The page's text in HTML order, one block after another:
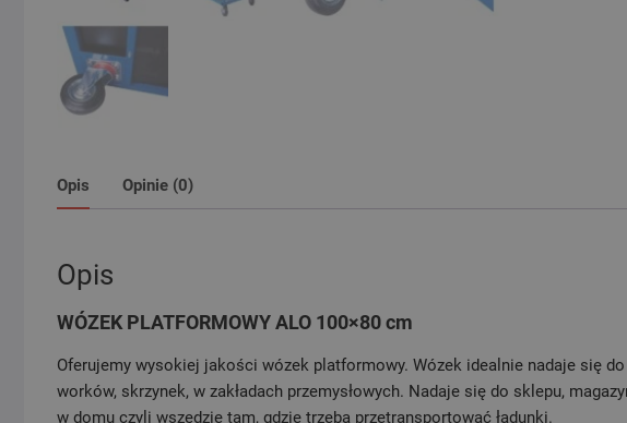
Opis Opinie (0)
Opis
WÓZEK PLATFORMOWY ALO 100×80 cm
Oferujemy wysokiej jakości wózek platformowy. Wózek idealnie nadaje się
worków, skrzynek, w zakładach przemysłowych. Nadaje się do sklepu,
w domu czyli wszędzie tam, gdzie trzeba przetransportować ładunki.